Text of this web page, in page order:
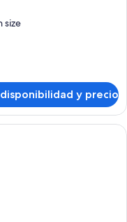
size
y precio
moderno con una